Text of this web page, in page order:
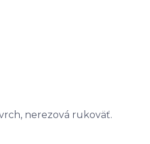
nerezová rukoväť.